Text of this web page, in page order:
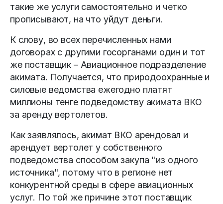
такие же услуги самостоятельно и четко
прописывают, на что уйдут деньги.
К слову, во всех перечисленных нами
договорах с другими госорганами один и тот
же поставщик – Авиационное подразделение
акимата. Получается, что природоохранные и
силовые ведомства ежегодно платят
миллионы тенге подведомству акимата ВКО
за аренду вертолетов.
Как заявлялось, акимат ВКО арендовал и
арендует вертолет у собственного
подведомства способом закупа "из одного
источника", потому что в регионе нет
конкурентной среды в сфере авиационных
услуг. По той же причине этот поставщик